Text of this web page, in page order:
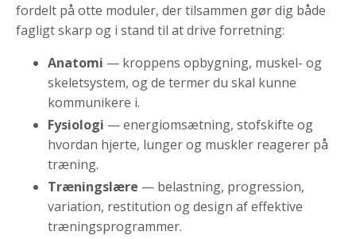
fordelt på otte moduler, der tilsammen gør dig både
fagligt skarp og i stand til at drive forretning:
Anatomi — kroppens opbygning, muskel- og
skeletsystem, og de termer du skal kunne
kommunikere i.
Fysiologi — energiomsætning, stofskifte og
hvordan hjerte, lunger og muskler reagerer på
træning.
Træningslære — belastning, progression,
variation, restitution og design af effektive
træningsprogrammer.